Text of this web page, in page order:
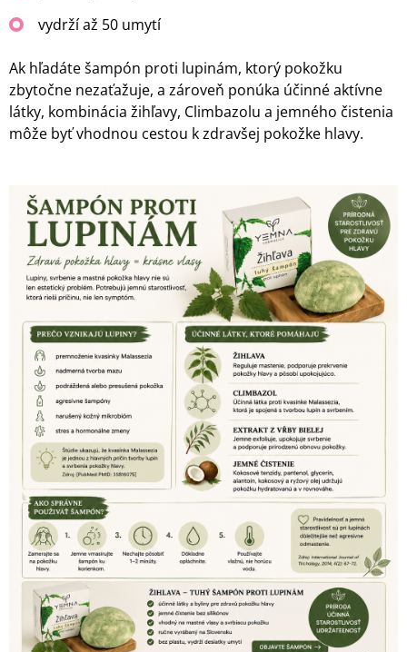
vydrží až 50 umytí
Ak hľadáte šampón proti lupinám, ktorý pokožku
zbytočne nezaťažuje, a zároveň ponúka účinné aktívne
látky, kombinácia žihľavy, Climbazolu a jemného čistenia
môže byť vhodnou cestou k zdravšej pokožke hlavy.